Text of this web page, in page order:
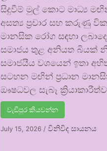
සිදුවීම් මුල් කොට මාධ්‍ය
අසත්‍ය ප්‍රචාර සහ කරුණු
මානසික රෝග සඳහා
සමාජය තුළ අනියත බියක්
සමාජයීය වශයෙන් ඉතා
සටහන මඟින් ප්‍රධාන
ඖෂධවල සැබෑ
වැඩිපුර කියවන්න
July 15, 2026 /විනිවිද සායනය